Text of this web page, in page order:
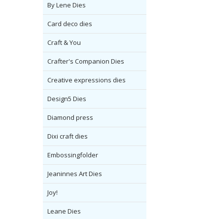
By Lene Dies
Card deco dies
Craft & You
Crafter's Companion Dies
Creative expressions dies
Design5 Dies
Diamond press
Dixi craft dies
Embossingfolder
Jeaninnes Art Dies
Joy!
Leane Dies